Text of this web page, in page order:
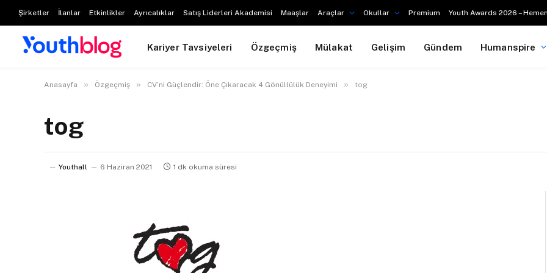
Şirketler İlanlar Etkinlikler Ayrıcalıklar Satış Liderleri Akademisi Maaşlar Araçlar Okullar Premium Youth Awards 2026 –
Kariyer Tavsiyeleri Özgeçmiş Mülakat Gelişim Gündem Humanspire
Anasayfa » Özgeçmiş » CV’ni Güçlendir: Öne Çıkaracak 4 Gönüllülük Deneyimi » tog
tog
Youthall 6 Haziran 2021 1 dk okuma süresi